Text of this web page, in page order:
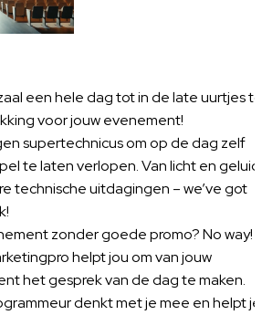
een hele dag tot in de late uurtjes
voor jouw evenement!
supertechnicus om op de dag zelf
te laten verlopen. Van licht en geluid
technische uitdagingen – we’ve got
zonder goede promo? No way!
helpt jou om van jouw
het gesprek van de dag te maken.
denkt met je mee en helpt je